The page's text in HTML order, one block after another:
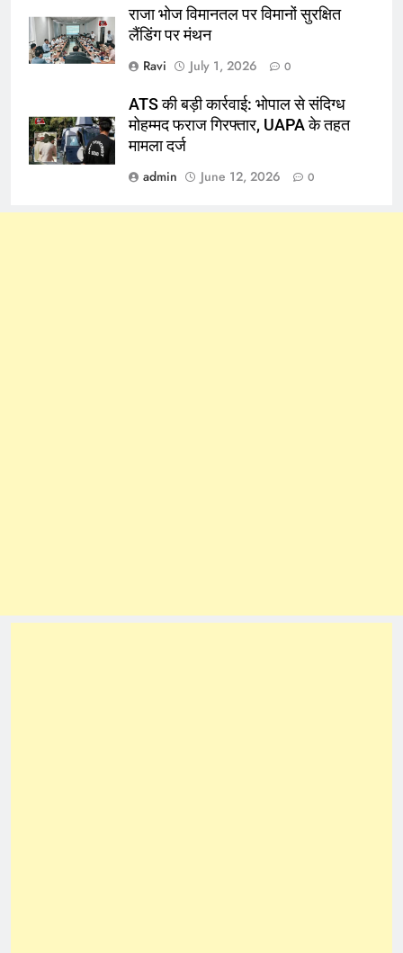
राजा भोज विमानतल पर विमानों सुरक्षित
लैंडिंग पर मंथन
Ravi
July 1, 2026 0
ATS की बड़ी कार्रवाई: भोपाल से संदिग्ध
मोहम्मद फराज गिरफ्तार, UAPA के तहत
मामला दर्ज
admin
June 12, 2026 0